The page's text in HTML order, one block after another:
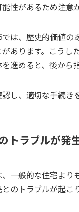
性があるため注意
は、歴史的価値の
あります。こうし
進めると、後から
し、適切な手続き
トラブルが発
一般的な住宅より
のトラブルが起こ